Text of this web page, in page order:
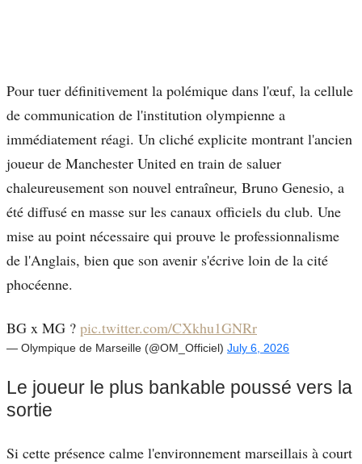
Pour tuer définitivement la polémique dans l'œuf, la cellule
de communication de l'institution olympienne a
immédiatement réagi. Un cliché explicite montrant l'ancien
joueur de Manchester United en train de saluer
chaleureusement son nouvel entraîneur, Bruno Genesio, a
été diffusé en masse sur les canaux officiels du club. Une
mise au point nécessaire qui prouve le professionnalisme
de l'Anglais, bien que son avenir s'écrive loin de la cité
phocéenne.
BG x MG ? pic.twitter.com/CXkhu1GNRr
— Olympique de Marseille (@OM_Officiel) July 6, 2026
Le joueur le plus bankable poussé vers la
sortie
Si cette présence calme l'environnement marseillais à court